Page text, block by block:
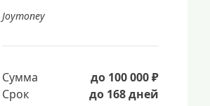
Joymoney
Сумма
до 100 000 ₽
Срок
до 168 дней